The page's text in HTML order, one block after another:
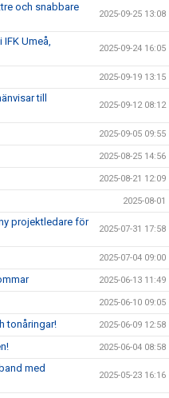
och snabbare
2025-09-25 13:08
Umeå,
2025-09-24 16:05
2025-09-19 13:15
till
2025-09-12 08:12
2025-09-05 09:55
2025-08-25 14:56
2025-08-21 12:09
2025-08-01
projektledare för
2025-07-31 17:58
2025-07-04 09:00
2025-06-13 11:49
2025-06-10 09:05
tonåringar! 2025-06-09 12:58
2025-06-04 08:58
med
2025-05-23 16:16